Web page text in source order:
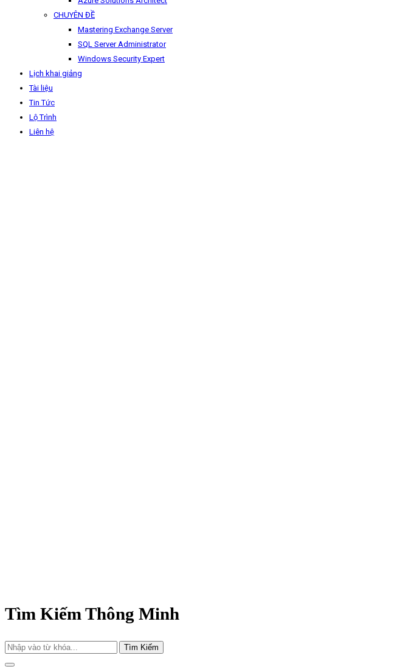
CHUYÊN ĐỀ
Mastering Exchange Server
SQL Server Administrator
Windows Security Expert
Lịch khai giảng
Tài liệu
Tin Tức
Lộ Trình
Liên hệ
Tìm Kiếm Thông Minh
Tìm Kiếm